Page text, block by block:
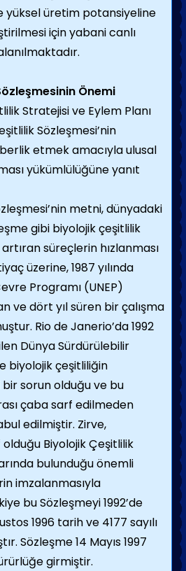
yüksel üretim potansiyeline
için yabani canlı
Önemi
Stratejisi ve Eylem Planı
Sözleşmesi’nin
etmek amacıyla ulusal
yükümlülüğüne yanıt
metni, dünyadaki
gibi biyolojik çeşitlilik
süreçlerin hızlanması
üzerine, 1987 yılında
Programı (UNEP)
ve dört yıl süren bir çalışma
Rio de Janerio’da 1992
Dünya Sürdürülebilir
biyolojik çeşitliliğin
bir sorun olduğu ve bu
çaba sarf edilmeden
edilmiştir. Zirve,
Biyolojik Çeşitlilik
bulunduğu önemli
imzalanmasıyla
bu Sözleşmeyi 1992’de
1996 tarih ve 4177 sayılı
Sözleşme 14 Mayıs 1997
girmiştir.